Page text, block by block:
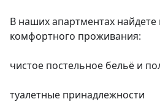
В наших апартментах
комфортного проживания:
чистое постельное бельё и
туалетные принадлежности